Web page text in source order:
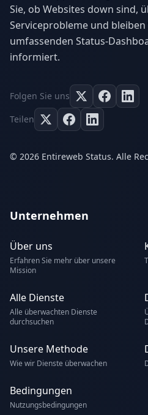
Sie, ob Websites down sind,
Serviceprobleme und
umfassenden Status-
informiert.
Folgen Sie uns
Teilen
© 2026 Entireweb Status. Alle
Unternehmen
Über uns
Erfahren Sie mehr über unsere
Mission
Alle Dienste
Alle überwachten Dienste
durchsuchen
Unsere Methode
Wie wir Dienste überwachen
Bedingungen
Nutzungsbedingungen